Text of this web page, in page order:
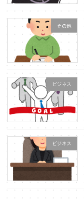
その他
ビジネス
ビジネス